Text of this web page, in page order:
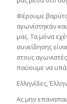
Φέρουμε
αγωνίστηκαν
μας. Τα μόνα
συνείδησης
στους
παύουμε να
Ελληνίδες,
Ας μην